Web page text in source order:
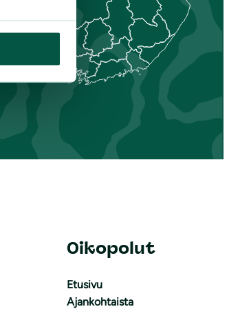
Oikopolut
Etusivu
Ajankohtaista